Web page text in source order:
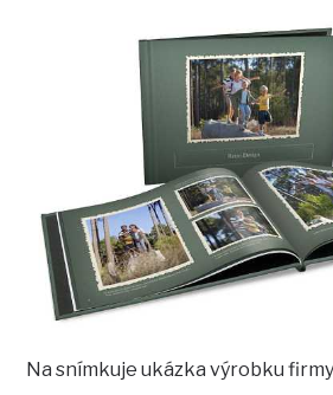
Na snímkuje ukázka výrobku firmy